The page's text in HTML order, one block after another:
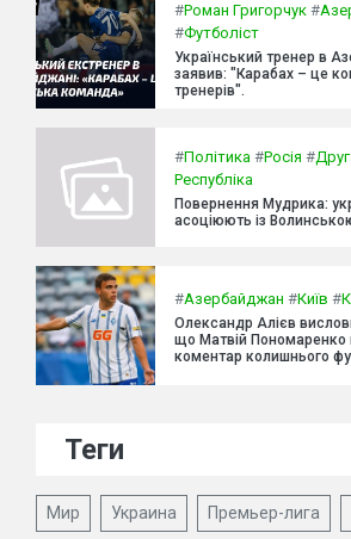
#Роман Григорчук #
#Футболіст
Український тренер в
заявив: "Карабах – це
тренерів".
#Політика #Росія #
Республіка
Повернення Мудрика:
асоціюють із
#Азербайджан #Київ #
Олександр Алієв
що Матвій Пономаренко
коментар колишнього
Теги
Мир Украина Премьер-лига